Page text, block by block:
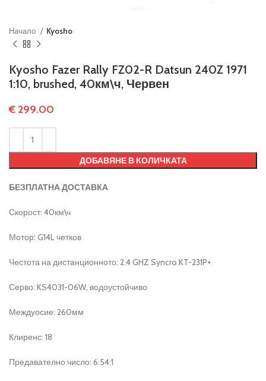
Начало Kyosho
Kyosho Fazer Rally FZ02-R Datsun 240Z 1971
1:10, brushed, 40км\ч, Червен
€ 299.00
ДОБАВЯНЕ В КОЛИЧКАТА
БЕЗПЛАТНА ДОСТАВКА
Скорост: 40км\ч
Мотор: G14L четков
Честота на дистанционното: 2.4 GHZ Syncro KT-231P+
Серво: KS4031-06W, водоустойчиво
Междуосие: 260мм
Клиренс: 18
Предавателно число: 6.54:1